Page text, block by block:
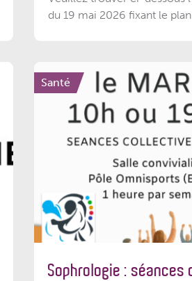
du 19 mai 2026 fixant le
Santé
Sophrologie :